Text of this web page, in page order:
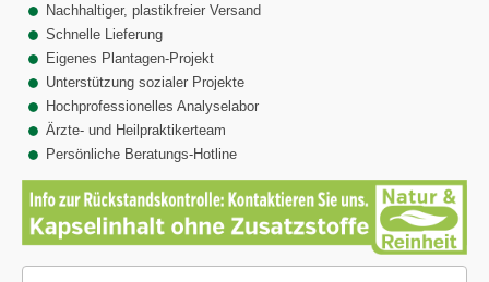
Nachhaltiger, plastikfreier Versand
Schnelle Lieferung
Eigenes Plantagen-Projekt
Unterstützung sozialer Projekte
Hochprofessionelles Analyselabor
Ärzte- und Heilpraktikerteam
Persönliche Beratungs-Hotline